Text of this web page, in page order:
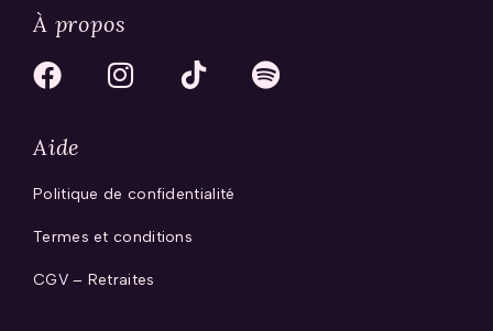
À propos
Aide
Politique de confidentialité
Termes et conditions
CGV – Retraites